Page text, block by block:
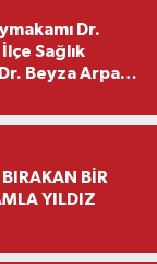
Dr.
Sağlık
Beyza Arpacı
BİR
YILDIZ